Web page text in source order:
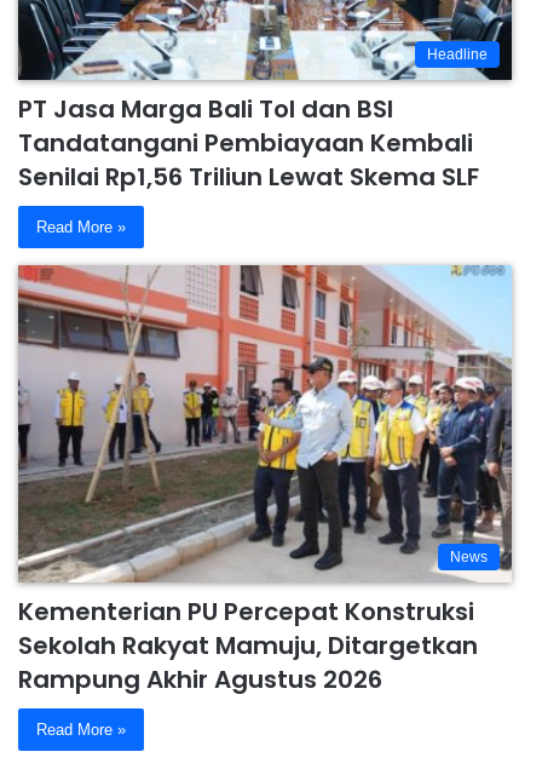
Headline
PT Jasa Marga Bali Tol dan BSI
Tandatangani Pembiayaan Kembali
Senilai Rp1,56 Triliun Lewat Skema SLF
Read More »
News
Kementerian PU Percepat Konstruksi
Sekolah Rakyat Mamuju, Ditargetkan
Rampung Akhir Agustus 2026
Read More »